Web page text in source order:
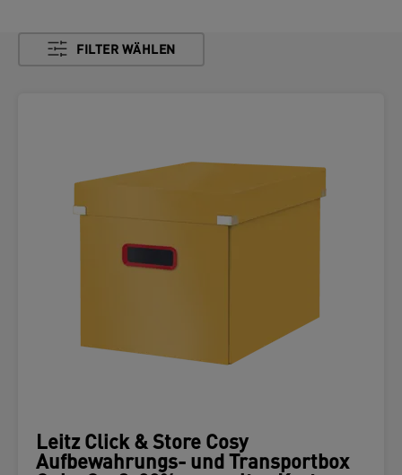
FILTER WÄHLEN
Leitz Click & Store Cosy
Aufbewahrungs- und Transportbox